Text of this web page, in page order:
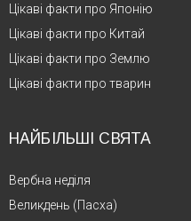
Цікаві факти про Японію
Цікаві факти про Китай
Цікаві факти про Землю
Цікаві факти про тварин
НАЙБІЛЬШІ СВЯТА
Вербна неділя
Великдень (Пасха)